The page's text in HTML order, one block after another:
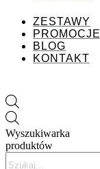
ZESTAWY
PROMOCJE
BLOG
KONTAKT
Wyszukiwarka
produktów